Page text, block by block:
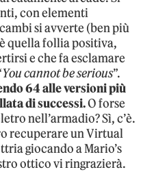
con elementi
si avverte (ben più
quella follia positiva,
e che fa esclamare
You cannot be serious”.
64 alle versioni più
di successi.O forse
nell’armadio? Sì, c’è.
recuperare un Virtual
giocando a Mario’s
ottico vi ringrazierà.